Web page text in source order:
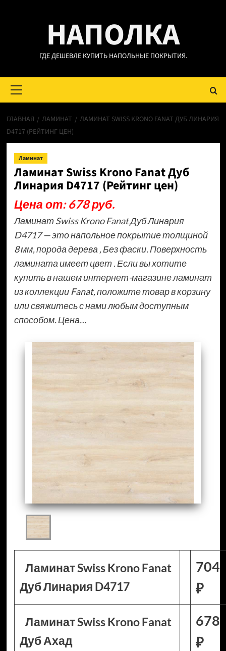
НАПОЛКА
ГДЕ ДЕШЕВЛЕ КУПИТЬ НАПОЛЬНЫЕ ПОКРЫТИЯ.
меню
ГЛАВНАЯ ЛАМИНАТ
ЛАМИНАТ SWISS KRONO FANAT ДУБ ЛИНАРИЯ
D4717 (РЕЙТИНГ ЦЕН)
Ламинат
Ламинат Swiss Krono Fanat Дуб
Линария D4717 (Рейтинг цен)
Цена от: 678 руб.
Ламинат Swiss Krono Fanat Дуб Линария
D4717 — это напольное покрытие толщиной
8 мм, порода дерева , Без фаски. Поверхность
ламината имеет цвет . Если вы хотите
купить в нашем интернет-магазине ламинат
из коллекции Fanat, положите товар в корзину
или свяжитесь с нами любым доступным
способом. Цена…
Ламинат Swiss Krono Fanat
Дуб Линария D4717
704
₽
Ламинат Swiss Krono Fanat
Дуб Ахад
678
₽